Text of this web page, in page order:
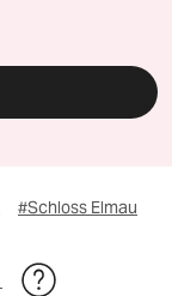
#Schloss Elmau